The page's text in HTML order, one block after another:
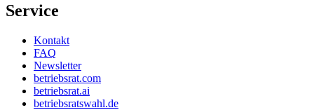
Service
Kontakt
FAQ
Newsletter
betriebsrat.com
betriebsrat.ai
betriebsratswahl.de